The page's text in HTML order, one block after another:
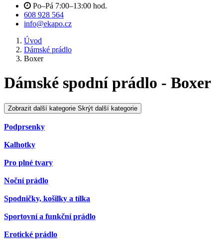
Po–Pá 7:00–13:00 hod.
608 928 564
info@ekapo.cz
Úvod
Dámské prádlo
Boxer
Dámské spodní prádlo - Boxer
Zobrazit další kategorie Skrýt další kategorie
Podprsenky
Kalhotky
Pro plné tvary
Noční prádlo
Spodničky, košilky a tílka
Sportovní a funkční prádlo
Erotické prádlo